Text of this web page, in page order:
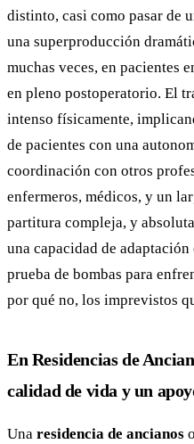
distinto, casi como pasar de
una superproducción
muchas veces, en pacientes
en pleno postoperatorio. El
intenso físicamente,
de pacientes con una
coordinación con otros
enfermeros, médicos, y un
partitura compleja, y
una capacidad de
prueba de bombas para
por qué no, los imprevistos
En Residencias de
calidad de vida y un
Una residencia de ancianos